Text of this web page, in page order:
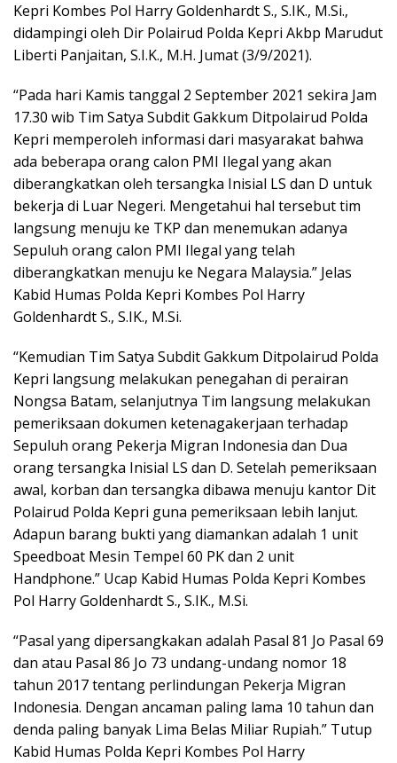
Kepri Kombes Pol Harry Goldenhardt S., S.IK., M.Si.,
didampingi oleh Dir Polairud Polda Kepri Akbp Marudut
Liberti Panjaitan, S.I.K., M.H. Jumat (3/9/2021).
“Pada hari Kamis tanggal 2 September 2021 sekira Jam
17.30 wib Tim Satya Subdit Gakkum Ditpolairud Polda
Kepri memperoleh informasi dari masyarakat bahwa
ada beberapa orang calon PMI Ilegal yang akan
diberangkatkan oleh tersangka Inisial LS dan D untuk
bekerja di Luar Negeri. Mengetahui hal tersebut tim
langsung menuju ke TKP dan menemukan adanya
Sepuluh orang calon PMI Ilegal yang telah
diberangkatkan menuju ke Negara Malaysia.” Jelas
Kabid Humas Polda Kepri Kombes Pol Harry
Goldenhardt S., S.IK., M.Si.
“Kemudian Tim Satya Subdit Gakkum Ditpolairud Polda
Kepri langsung melakukan penegahan di perairan
Nongsa Batam, selanjutnya Tim langsung melakukan
pemeriksaan dokumen ketenagakerjaan terhadap
Sepuluh orang Pekerja Migran Indonesia dan Dua
orang tersangka Inisial LS dan D. Setelah pemeriksaan
awal, korban dan tersangka dibawa menuju kantor Dit
Polairud Polda Kepri guna pemeriksaan lebih lanjut.
Adapun barang bukti yang diamankan adalah 1 unit
Speedboat Mesin Tempel 60 PK dan 2 unit
Handphone.” Ucap Kabid Humas Polda Kepri Kombes
Pol Harry Goldenhardt S., S.IK., M.Si.
“Pasal yang dipersangkakan adalah Pasal 81 Jo Pasal 69
dan atau Pasal 86 Jo 73 undang-undang nomor 18
tahun 2017 tentang perlindungan Pekerja Migran
Indonesia. Dengan ancaman paling lama 10 tahun dan
denda paling banyak Lima Belas Miliar Rupiah.” Tutup
Kabid Humas Polda Kepri Kombes Pol Harry